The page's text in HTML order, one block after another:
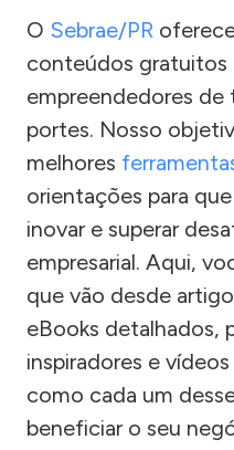
O Sebrae/PR
conteúdos gratuitos
empreendedores
portes. Nosso
melhores
orientações para
inovar e superar
empresarial. Aqui,
que vão desde
eBooks detalhados,
inspiradores e
como cada um
beneficiar o seu